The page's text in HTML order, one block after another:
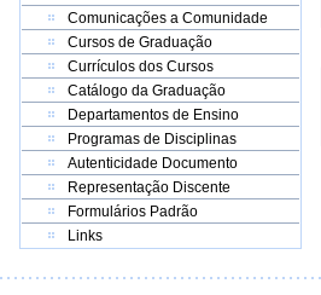
Comunicações a Comunidade
Cursos de Graduação
Currículos dos Cursos
Catálogo da Graduação
Departamentos de Ensino
Programas de Disciplinas
Autenticidade Documento
Representação Discente
Formulários Padrão
Links